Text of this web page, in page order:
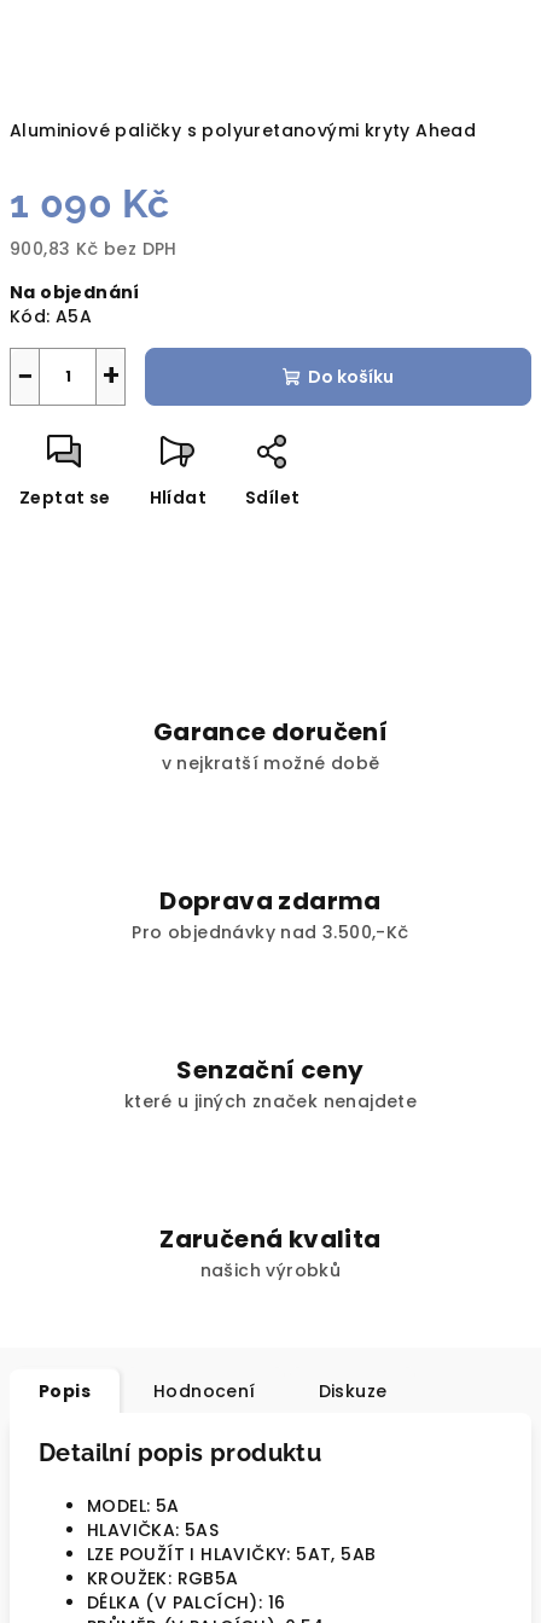
Aluminiové paličky s polyuretanovými kryty Ahead
1 090 Kč
900,83 Kč bez DPH
cena:
Na objednání
Kód: A5A
+
− Do košíku
Zeptat se Hlídat Sdílet
Garance doručení
v nejkratší možné době
Doprava zdarma
Pro objednávky nad 3.500,-Kč
Senzační ceny
které u jiných značek nenajdete
Zaručená kvalita
našich výrobků
Popis Hodnocení Diskuze
Detailní popis produktu
MODEL: 5A
HLAVIČKA: 5AS
LZE POUŽÍT I HLAVIČKY: 5AT, 5AB
KROUŽEK: RGB5A
DÉLKA (V PALCÍCH): 16